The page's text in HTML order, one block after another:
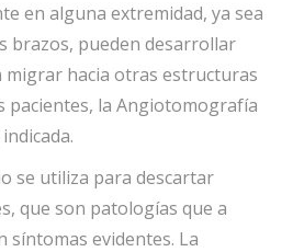
en alguna extremidad, ya sea
brazos, pueden desarrollar
hacia otras estructuras
pacientes, la Angiotomografía
se utiliza para descartar
que son patologías que a
síntomas evidentes. La